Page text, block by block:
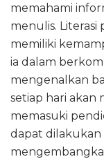
memahami
menulis. Literasi
memiliki
ia dalam
mengenalkan
setiap hari akan
memasuki
dapat